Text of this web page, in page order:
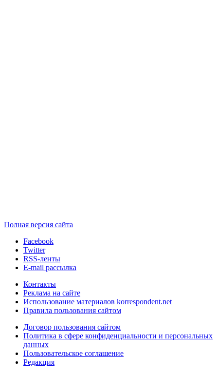
Полная версия сайта
Facebook
Twitter
RSS-ленты
E-mail рассылка
Контакты
Реклама на сайте
Использование материалов korrespondent.net
Правила пользования сайтом
Договор пользования сайтом
Политика в сфере конфиденциальности и персональных
данных
Пользовательское соглашение
Редакция